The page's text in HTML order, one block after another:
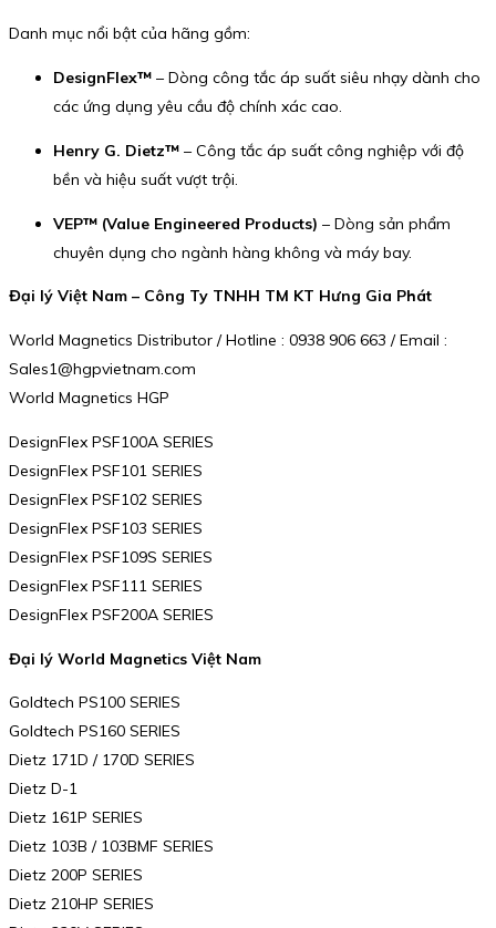
Danh mục nổi bật của hãng gồm:
DesignFlex™ – Dòng công tắc áp suất siêu nhạy dành cho
các ứng dụng yêu cầu độ chính xác cao.
Henry G. Dietz™ – Công tắc áp suất công nghiệp với độ
bền và hiệu suất vượt trội.
VEP™ (Value Engineered Products) – Dòng sản phẩm
chuyên dụng cho ngành hàng không và máy bay.
Đại lý Việt Nam – Công Ty TNHH TM KT Hưng Gia Phát
World Magnetics Distributor / Hotline : 0938 906 663 / Email :
Sales1@hgpvietnam.com
World Magnetics HGP
DesignFlex PSF100A SERIES
DesignFlex PSF101 SERIES
DesignFlex PSF102 SERIES
DesignFlex PSF103 SERIES
DesignFlex PSF109S SERIES
DesignFlex PSF111 SERIES
DesignFlex PSF200A SERIES
Đại lý World Magnetics Việt Nam
Goldtech PS100 SERIES
Goldtech PS160 SERIES
Dietz 171D / 170D SERIES
Dietz D-1
Dietz 161P SERIES
Dietz 103B / 103BMF SERIES
Dietz 200P SERIES
Dietz 210HP SERIES